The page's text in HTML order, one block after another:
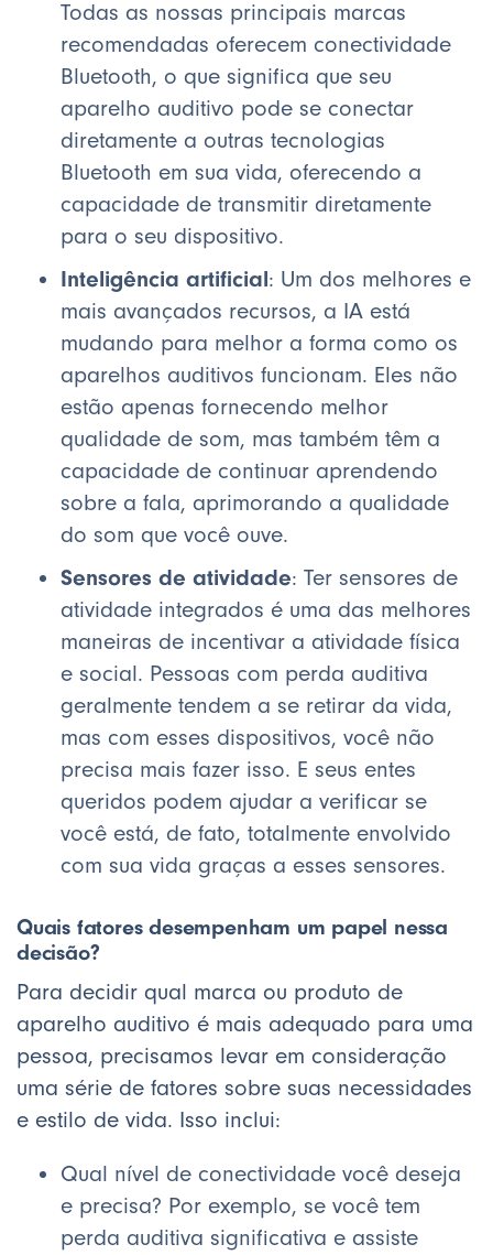
Todas as nossas principais marcas
recomendadas oferecem conectividade
Bluetooth, o que significa que seu
aparelho auditivo pode se conectar
diretamente a outras tecnologias
Bluetooth em sua vida, oferecendo a
capacidade de transmitir diretamente
para o seu dispositivo.
Inteligência artificial: Um dos melhores e
mais avançados recursos, a IA está
mudando para melhor a forma como os
aparelhos auditivos funcionam. Eles não
estão apenas fornecendo melhor
qualidade de som, mas também têm a
capacidade de continuar aprendendo
sobre a fala, aprimorando a qualidade
do som que você ouve.
Sensores de atividade: Ter sensores de
atividade integrados é uma das melhores
maneiras de incentivar a atividade física
e social. Pessoas com perda auditiva
geralmente tendem a se retirar da vida,
mas com esses dispositivos, você não
precisa mais fazer isso. E seus entes
queridos podem ajudar a verificar se
você está, de fato, totalmente envolvido
com sua vida graças a esses sensores.
Quais fatores desempenham um papel nessa
decisão?
Para decidir qual marca ou produto de
aparelho auditivo é mais adequado para uma
pessoa, precisamos levar em consideração
uma série de fatores sobre suas necessidades
e estilo de vida. Isso inclui:
Qual nível de conectividade você deseja
e precisa? Por exemplo, se você tem
perda auditiva significativa e assiste